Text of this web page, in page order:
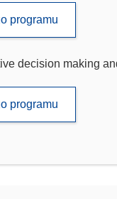
programu
decision making
programu